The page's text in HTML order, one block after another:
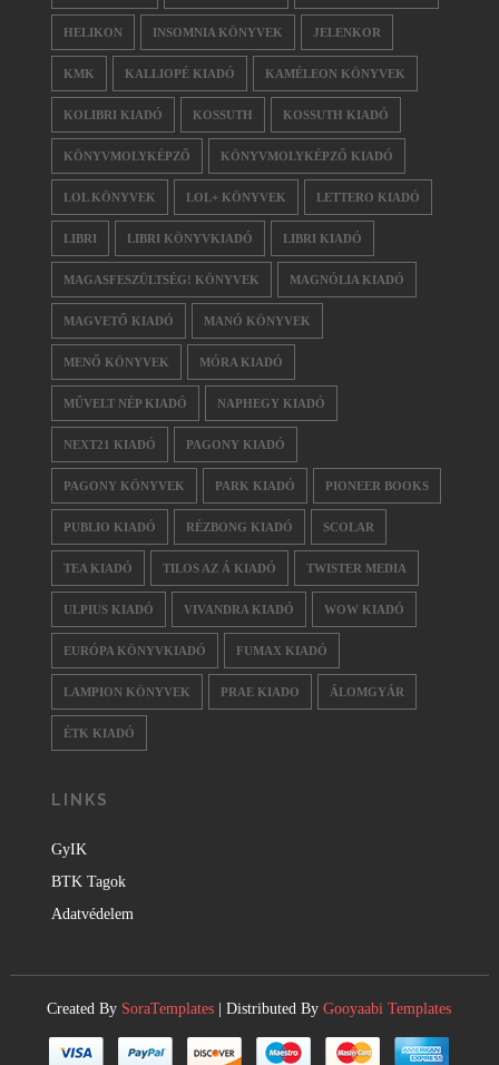
HELIKON INSOMNIA KÖNYVEK JELENKOR
KMK KALLIOPÉ KIADÓ KAMÉLEON KÖNYVEK
KOLIBRI KIADÓ KOSSUTH KOSSUTH KIADÓ
KÖNYVMOLYKÉPZŐ KÖNYVMOLYKÉPZŐ KIADÓ
LOL KÖNYVEK LOL+ KÖNYVEK LETTERO KIADÓ
LIBRI LIBRI KÖNYVKIADÓ LIBRI KIADÓ
MAGASFESZÜLTSÉG! KÖNYVEK MAGNÓLIA KIADÓ
MAGVETŐ KIADÓ MANÓ KÖNYVEK
MENŐ KÖNYVEK MÓRA KIADÓ
MŰVELT NÉP KIADÓ NAPHEGY KIADÓ
NEXT21 KIADÓ PAGONY KIADÓ
PAGONY KÖNYVEK PARK KIADÓ PIONEER BOOKS
PUBLIO KIADÓ RÉZBONG KIADÓ SCOLAR
TEA KIADÓ TILOS AZ Á KIADÓ TWISTER MEDIA
ULPIUS KIADÓ VIVANDRA KIADÓ WOW KIADÓ
EURÓPA KÖNYVKIADÓ FUMAX KIADÓ
LAMPION KÖNYVEK PRAE KIADO ÁLOMGYÁR
ÉTK KIADÓ
LINKS
GyIK
BTK Tagok
Adatvédelem
Created By SoraTemplates | Distributed ByGooyaabi Templates